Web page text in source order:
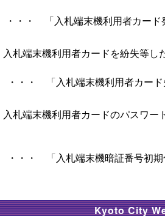
・・・ 「入札端末機利用者カード
札端末機利用者カードを紛失等し
・ 「入札端末機利用者カード
札端末機利用者カードのパスワー
・ 「入札端末機暗証番号初期
Kyoto City